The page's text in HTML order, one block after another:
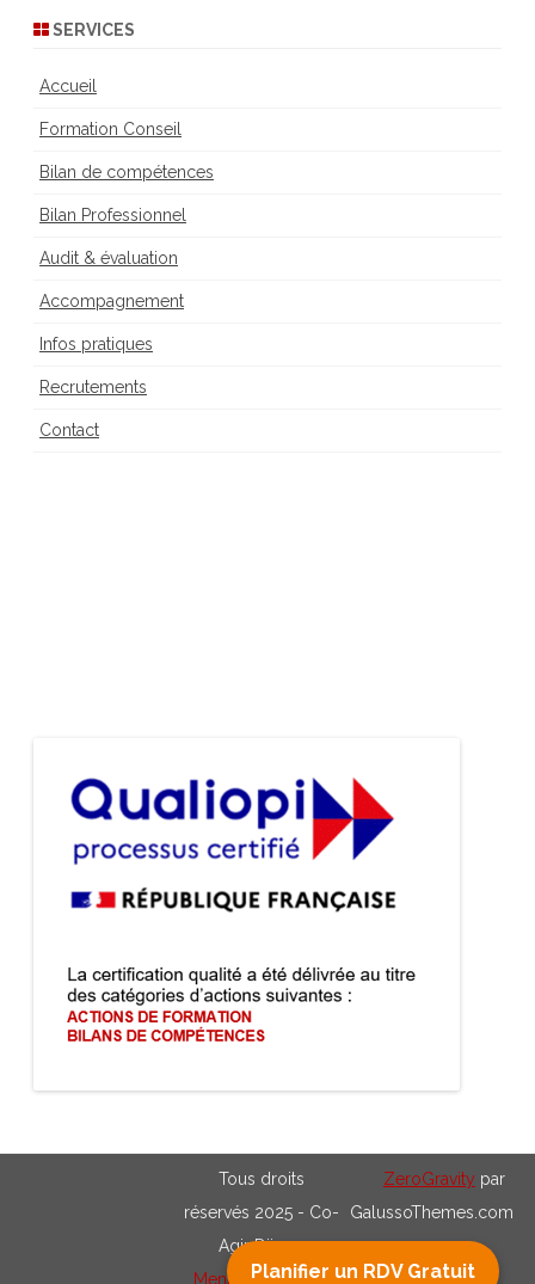
Planifier un RDV Gratuit
SERVICES
Accueil
Formation Conseil
Bilan de compétences
Bilan Professionnel
Audit & évaluation
Accompagnement
Infos pratiques
Recrutements
Contact
Tous droits
réservés 2025 - Co-
Agir Dijon -
Mentions Légales
ZeroGravity par
GalussoThemes.com